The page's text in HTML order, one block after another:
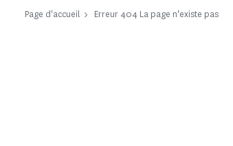
Page d'accueil Erreur 404 La page n'existe pas